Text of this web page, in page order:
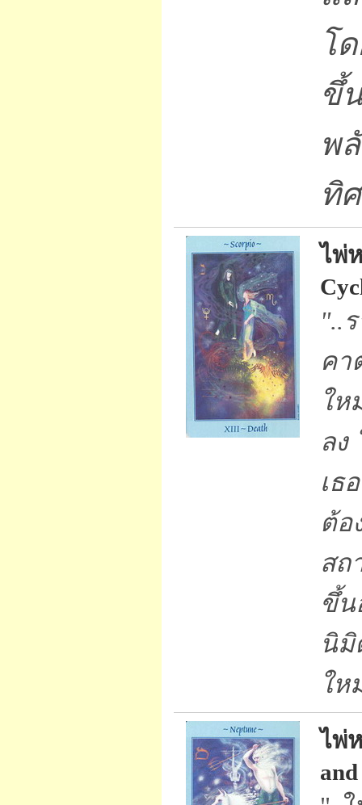
โ
ขึ้
พ
ทิ
ไพ่
"..
คา
ให
ลง
เธ
ต้อ
สถ
ขึ้น
นิมิ
ให
ไพ่